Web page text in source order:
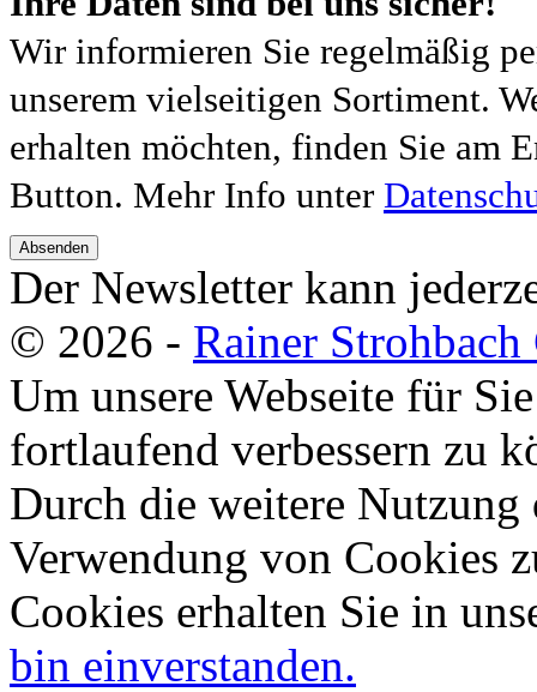
Wir informieren Sie regelmäßig
unserem vielseitigen Sortiment.
erhalten möchten, finden Sie am
Button. Mehr Info unter
Absenden
Der Newsletter kann
© 2026 - Rainer
Um unsere Webseite für
fortlaufend verbessern zu
Durch die weitere Nutzung
Verwendung von Cookies
Cookies erhalten Sie in
bin einverstanden.